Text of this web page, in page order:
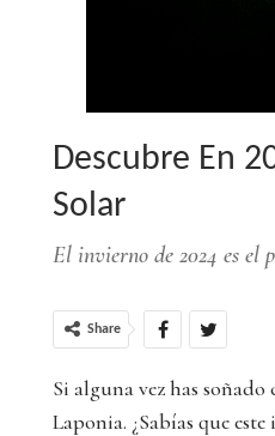
Descubre En
Solar
El invierno de 2024 es el
Share
Si alguna vez has
Laponia. ¿Sabías que